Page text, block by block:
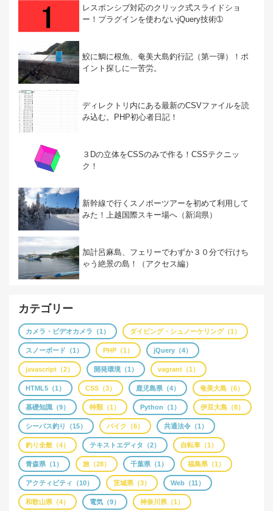
レスポンシブ対応のクリック式スライドショ
ー！プラグインを使わないjQuery技術➀
鮫に鯛に根魚、奄美大島釣行記（第一弾）！ポ
イント探しに一苦労。
ディレクトリ内にある最新のCSVファイルを読
み込む。PHP初心者日記！
３Dの立体をCSSのみで作る！CSSテクニッ
ク！
新幹線で行くスノボーツアーを初めて利用して
みた！上越国際スキー場へ（新潟県）
加計呂麻島、フェリーでわずか３０分で行けち
ゃう絶景の島！（アクセス編）
カテゴリー
カメラ・ビデオカメラ（1） ダイビング・シュノーケリング（1）
スノーボード（1） PHP（1） jQuery（4）
javascript（2） 開発環境（1） vagrant（1）
HTML5（1） CSS（3） 鹿児島県（4） 奄美大島（6）
基礎知識（9） 特類（1） Python（1） 伊豆大島（8）
シーバス釣り（15） バイク（6） 共通法令（1）
釣り全般（4） テキストエディタ（2） 自転車（1）
青森県（1） 旅（28） 千葉県（1） 福島県（1）
アクティビティ（10） 茨城県（3） Web（11）
和歌山県（4） 電気（9） 神奈川県（1）